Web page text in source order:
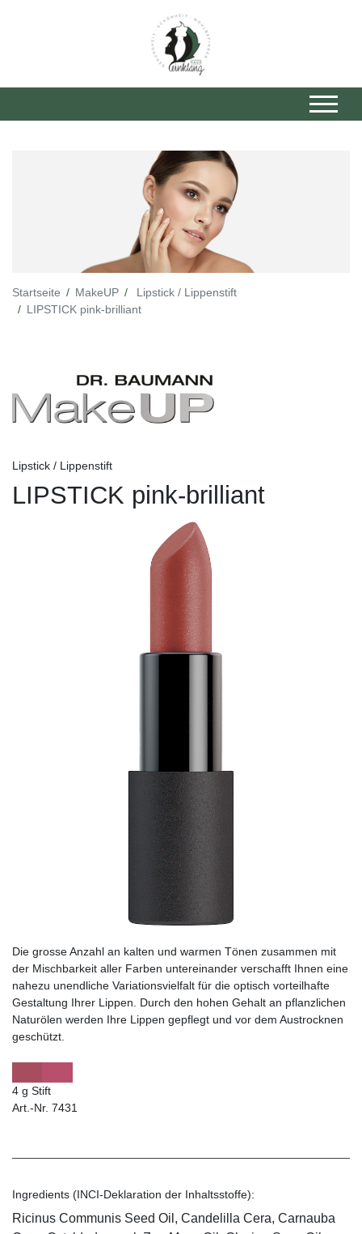
Startseite MakeUP
Lipstick / Lippenstift
LIPSTICK pink-brilliant
Lipstick / Lippenstift
LIPSTICK pink-brilliant
Die grosse Anzahl an kalten und warmen Tönen zusammen mit
der Mischbarkeit aller Farben untereinander verschafft Ihnen eine
nahezu unendliche Variationsvielfalt für die optisch vorteilhafte
Gestaltung Ihrer Lippen. Durch den hohen Gehalt an pflanzlichen
Naturölen werden Ihre Lippen gepflegt und vor dem Austrocknen
geschützt.
4 g Stift
Art.-Nr. 7431
Ingredients (INCI-Deklaration der Inhaltsstoffe):
Ricinus Communis Seed Oil, Candelilla Cera, Carnauba